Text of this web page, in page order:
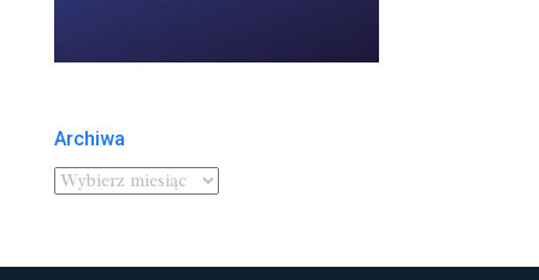
Archiwa